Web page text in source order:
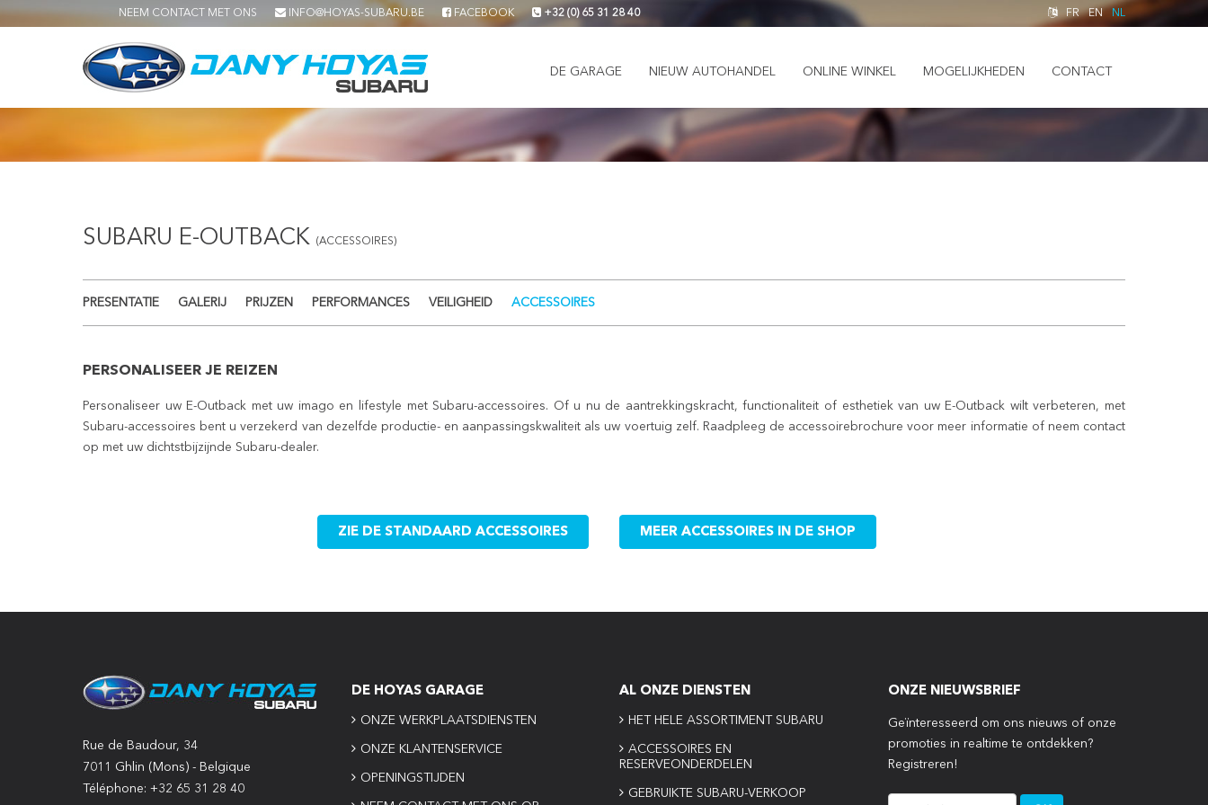
NEEM CONTACT MET ONS INFO@HOYAS-SUBARU.BE FACEBOOK +32 (0) 65 31 28 40 FR EN NL
DE GARAGE NIEUW AUTOHANDEL ONLINE WINKEL MOGELIJKHEDEN CONTACT
SUBARU E-OUTBACK (ACCESSOIRES)
PRESENTATIE GALERIJ PRIJZEN PERFORMANCES VEILIGHEID ACCESSOIRES
PERSONALISEER JE REIZEN
Personaliseer uw E-Outback met uw imago en lifestyle met Subaru-accessoires. Of u nu de aantrekkingskracht, functionaliteit of esthetiek van uw E-Outback wilt verbeteren, met
Subaru-accessoires bent u verzekerd van dezelfde productie- en aanpassingskwaliteit als uw voertuig zelf. Raadpleeg de accessoirebrochure voor meer informatie of neem contact
op met uw dichtstbijzijnde Subaru-dealer.
ZIE DE STANDAARD ACCESSOIRES MEER ACCESSOIRES IN DE SHOP
Rue de Baudour, 34
7011 Ghlin (Mons) - Belgique
Téléphone: +32 65 31 28 40
DE HOYAS GARAGE
ONZE WERKPLAATSDIENSTEN
ONZE KLANTENSERVICE
OPENINGSTIJDEN
AL ONZE DIENSTEN
HET HELE ASSORTIMENT SUBARU
ACCESSOIRES EN
RESERVEONDERDELEN
GEBRUIKTE SUBARU-VERKOOP
ONZE NIEUWSBRIEF
Geïnteresseerd om ons nieuws of onze
promoties in realtime te ontdekken?
Registreren!